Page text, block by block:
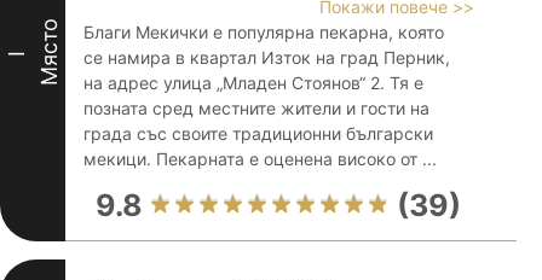
I Място
Покажи повече >>
Благи Мекички е популярна пекарна, която
се намира в квартал Изток на град Перник,
на адрес улица „Младен Стоянов“ 2. Тя е
позната сред местните жители и гости на
града със своите традиционни български
мекици. Пекарната е оценена високо от ...
9.8 (39)